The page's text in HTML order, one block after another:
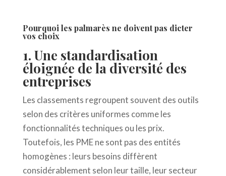
Pourquoi les palmarès ne doivent pas dicter
vos choix
1. Une standardisation
éloignée de la diversité des
entreprises
Les classements regroupent souvent des outils
selon des critères uniformes comme les
fonctionnalités techniques ou les prix.
Toutefois, les PME ne sont pas des entités
homogènes : leurs besoins diffèrent
considérablement selon leur taille, leur secteur